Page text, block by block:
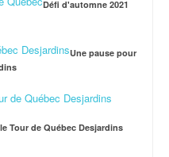
Défi d'automne 2021
Une pause pour
Tour de Québec Desjardins